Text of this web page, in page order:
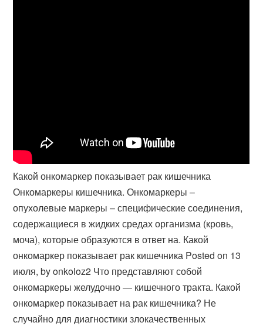
Какой онкомаркер показывает рак кишечника
Онкомаркеры кишечника. Онкомаркеры –
опухолевые маркеры – специфические соединения,
содержащиеся в жидких средах организма (кровь,
моча), которые образуются в ответ на. Какой
онкомаркер показывает рак кишечника Posted on 13
июля, by onkoloz2 Что представляют собой
онкомаркеры желудочно — кишечного тракта. Какой
онкомаркер показывает на рак кишечника? Не
случайно для диагностики злокачественных